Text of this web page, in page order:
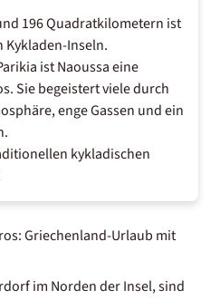
196 Quadratkilometern ist
Kykladen-Inseln.
ist Naoussa eine
Sie begeistert viele durch
enge Gassen und ein
kykladischen
Griechenland-Urlaub mit
im Norden der Insel, sind